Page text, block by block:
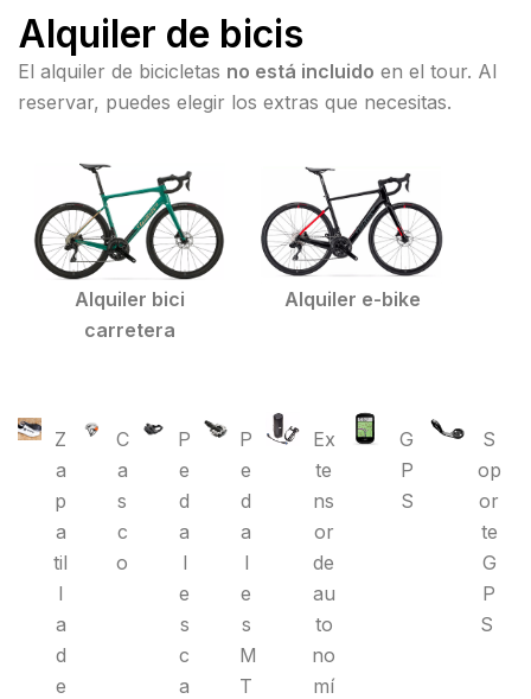
Alquiler de bicis
El alquiler de bicicletas no está incluido en el tour. Al
reservar, puedes elegir los extras que necesitas.
Alquiler bici
carretera
Alquiler e-bike
Z
a
p
a
til
l
a
d
e
C
a
s
c
o
P
e
d
a
l
e
s
c
a
P
e
d
a
l
e
s
M
T
Ex
te
ns
or
de
au
to
no
mí
G
P
S
S
op
or
te
G
P
S